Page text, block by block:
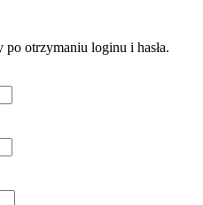
po otrzymaniu loginu i hasła.